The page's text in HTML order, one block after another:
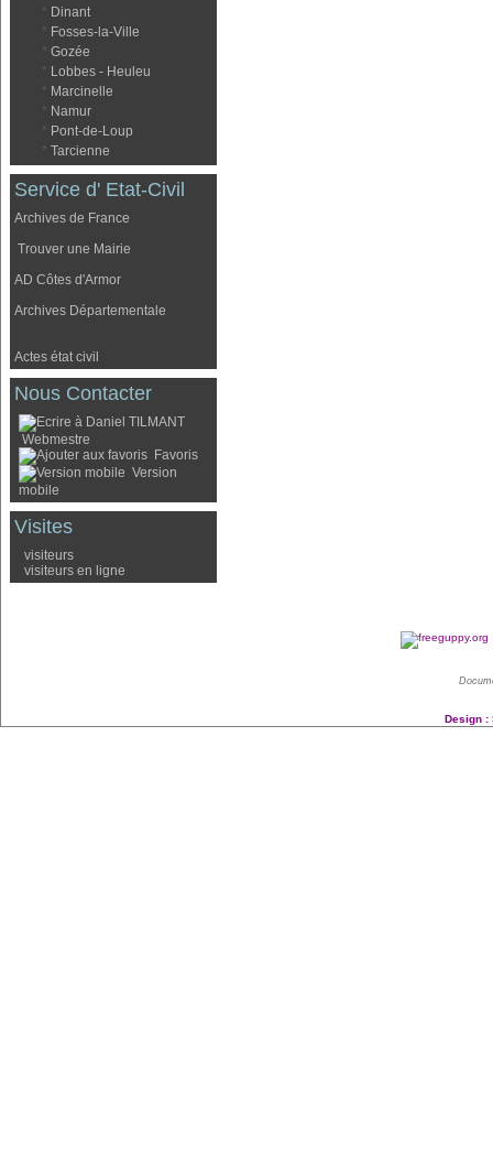
* Dinant
* Fosses-la-Ville
* Gozée
* Lobbes - Heuleu
* Marcinelle
* Namur
* Pont-de-Loup
* Tarcienne
Service d' Etat-Civil
Archives de France
Trouver une Mairie
AD Côtes d'Armor
Archives Départementale
Actes état civil
Nous Contacter
Webmestre
Favoris
Version
mobile
Visites
visiteurs
visiteurs en ligne
Design :